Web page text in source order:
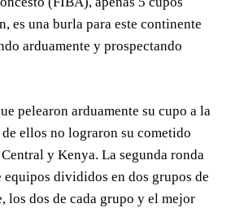
es una burla para este continente
arduamente y prospectando
pelearon arduamente su cupo a la
ellos no lograron su cometido
y Kenya. La segunda ronda
equipos divididos en dos grupos de
los dos de cada grupo y el mejor